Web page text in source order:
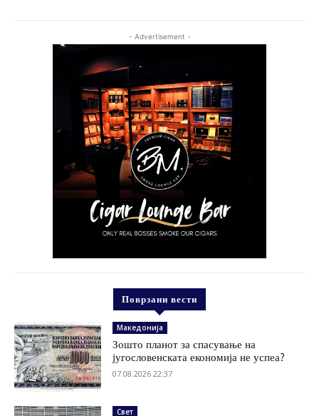
- Advertisement -
Поврзани вести
Македонија
Зошто планот за спасување на
југословенската економија не успеа?
07.08.2026 22:37
Свет